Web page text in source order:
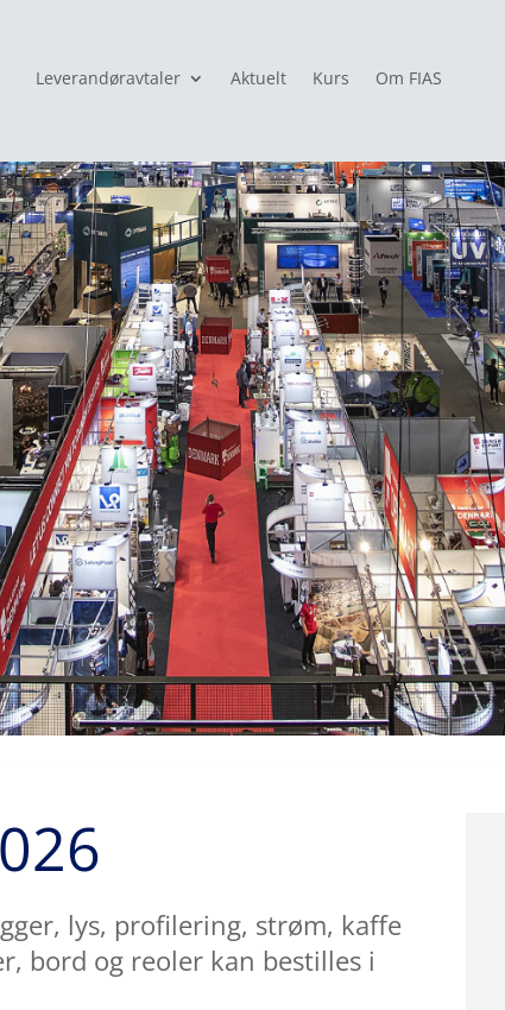
Leverandøravtaler Aktuelt Kurs Om FIAS
lys, profilering, strøm, kaffe
bord og reoler kan bestilles i